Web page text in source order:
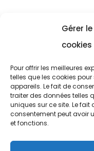
Gérer
cookies
Pour offrir les meilleures
telles que les cookies
appareils. Le fait de
traiter des données telles
uniques sur ce site. Le fait
consentement peut avoir
et fonctions.